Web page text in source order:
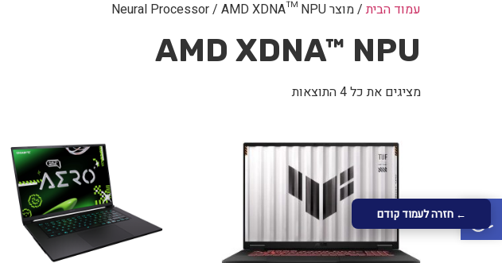
עמוד הבית/ מוצר Neural Processor / AMD XDNA™ NPU
AMD XDNA™ NPU
מציגים את כל ⁦4⁩ התוצאות
← חזרה לעמוד קודם
פתח סרגל נגישות